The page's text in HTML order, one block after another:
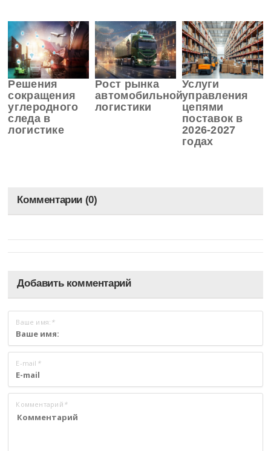
Решения
сокращения
углеродного
следа в
логистике
Рост рынка
автомобильной
логистики
Услуги
управления
цепями
поставок в
2026-2027
годах
Комментарии (0)
Добавить комментарий
Ваше имя: *
E-mail *
Комментарий *